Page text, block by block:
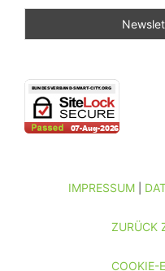
IMPRESSUM|
ZURÜCK
COOKIE-